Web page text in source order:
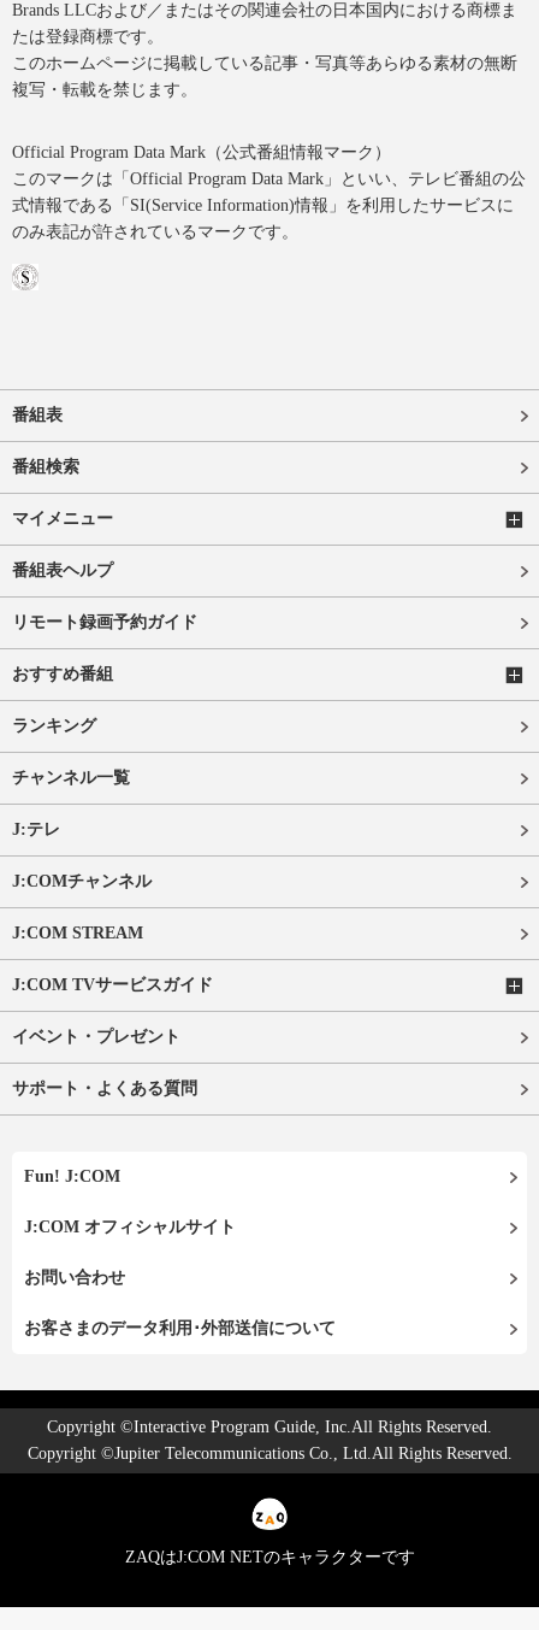
Brands LLCおよび／またはその関連会社の日本国内における商標ま
たは登録商標です。
このホームページに掲載している記事・写真等あらゆる素材の無断
複写・転載を禁じます。
Official Program Data Mark（公式番組情報マーク）
このマークは「Official Program Data Mark」といい、テレビ番組の公
式情報である「SI(Service Information)情報」を利用したサービスに
のみ表記が許されているマークです。
番組表
番組検索
マイメニュー
番組表ヘルプ
リモート録画予約ガイド
おすすめ番組
ランキング
チャンネル一覧
J:テレ
J:COMチャンネル
J:COM STREAM
J:COM TVサービスガイド
イベント・プレゼント
サポート・よくある質問
Fun! J:COM
J:COM オフィシャルサイト
お問い合わせ
お客さまのデータ利用･外部送信について
Copyright ©Interactive Program Guide, Inc.All Rights Reserved.
Copyright ©Jupiter Telecommunications Co., Ltd.All Rights Reserved.
ZAQはJ:COM NETのキャラクターです